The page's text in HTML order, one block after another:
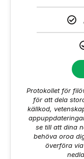
Protokollet för
för att dela
källkod,
se till att dina
behöva oroa
överföra